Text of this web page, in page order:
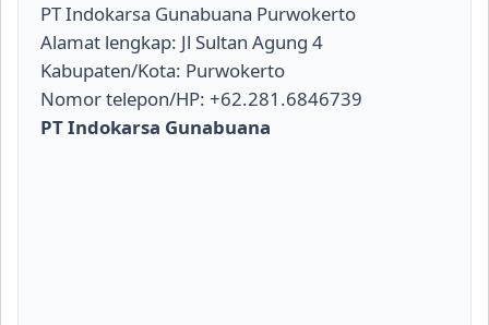
PT Indokarsa Gunabuana Purwokerto
Alamat lengkap: Jl Sultan Agung 4
Kabupaten/Kota: Purwokerto
Nomor telepon/HP: +62.281.6846739
PT Indokarsa Gunabuana